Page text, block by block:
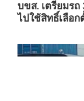
บขส. เตรียมรถ
ไปใช้สิทธิ์เลือก